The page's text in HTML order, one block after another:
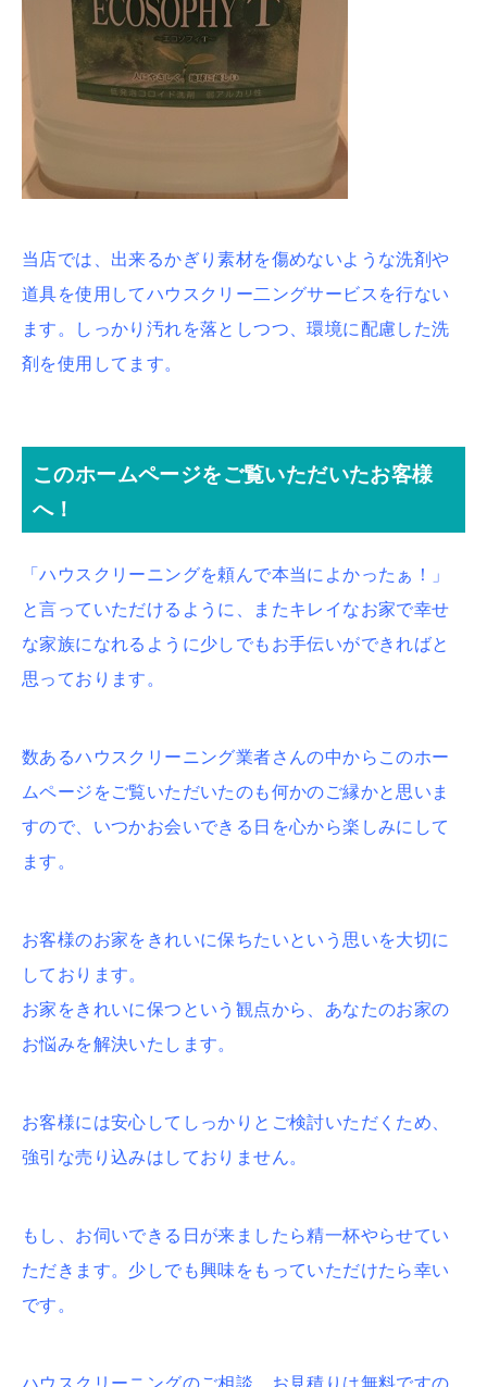
当店では、出来るかぎり素材を傷めないような洗剤や
道具を使用してハウスクリー二ングサービスを行ない
ます。しっかり汚れを落としつつ、環境に配慮した洗
剤を使用してます。
このホームページをご覧いただいたお客様
へ！
「ハウスクリーニングを頼んで本当によかったぁ！」
と言っていただけるように、またキレイなお家で幸せ
な家族になれるように少しでもお手伝いができればと
思っております。
数あるハウスクリーニング業者さんの中からこのホー
ムページをご覧いただいたのも何かのご縁かと思いま
すので、いつかお会いできる日を心から楽しみにして
ます。
お客様のお家をきれいに保ちたいという思いを大切に
しております。
お家をきれいに保つという観点から、あなたのお家の
お悩みを解決いたします。
お客様には安心してしっかりとご検討いただくため、
強引な売り込みはしておりません。
もし、お伺いできる日が来ましたら精一杯やらせてい
ただきます。少しでも興味をもっていただけたら幸い
です。
ハウスクリーニングのご相談、お見積りは無料ですの